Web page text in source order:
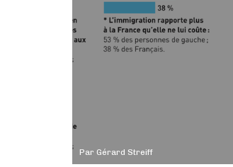
Par Gérard Streiff